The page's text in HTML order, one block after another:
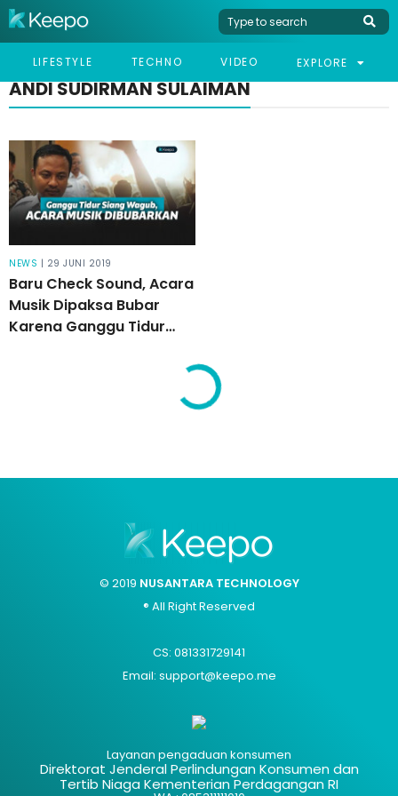
LIFESTYLE TECHNO VIDEO EXPLORE
ANDI SUDIRMAN SULAIMAN
NEWS | 29 JUNI 2019
Baru Check Sound, Acara
Musik Dipaksa Bubar
Karena Ganggu Tidur
© 2019 NUSANTARA TECHNOLOGY
® All Right Reserved
CS: 081331729141
Email: support@keepo.me
Layanan pengaduan konsumen
Direktorat Jenderal Perlindungan Konsumen dan
Tertib Niaga Kementerian Perdagangan RI